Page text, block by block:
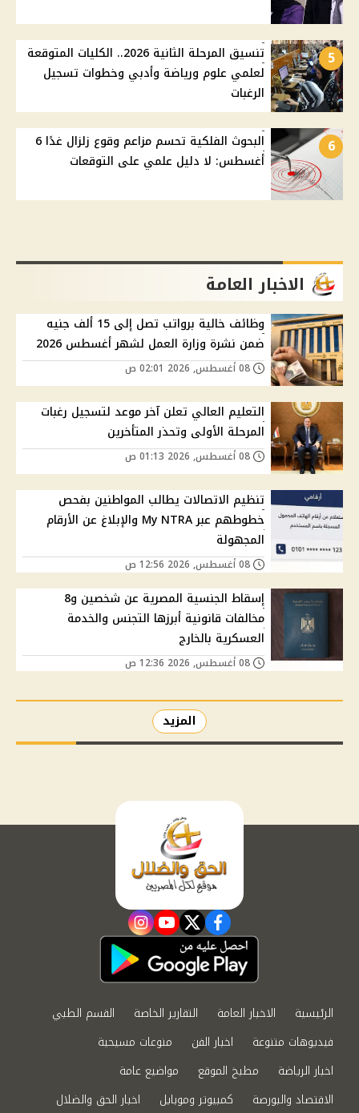
5
تنسيق المرحلة الثانية 2026.. الكليات المتوقعة
لعلمي علوم ورياضة وأدبي وخطوات تسجيل
الرغبات
6
البحوث الفلكية تحسم مزاعم وقوع زلزال غدًا 6
أغسطس: لا دليل علمي على التوقعات
الاخبار العامة
وظائف خالية برواتب تصل إلى 15 ألف جنيه
ضمن نشرة وزارة العمل لشهر أغسطس 2026
التعليم العالي تعلن آخر موعد لتسجيل رغبات
المرحلة الأولى وتحذر المتأخرين
تنظيم الاتصالات يطالب المواطنين بفحص
خطوطهم عبر My NTRA والإبلاغ عن الأرقام
المجهولة
إسقاط الجنسية المصرية عن شخصين و8
مخالفات قانونية أبرزها التجنس والخدمة
العسكرية بالخارج
المزيد
facebook
twitter
youtube
instagram
الرئيسية الاخبار العامة التقارير الخاصة
القسم الطبي
فيديوهات متنوعة
اخبار الفن
منوعات مسيحية
اخبار الرياضة
مطبخ الموقع
مواضيع عامة
الاقتصاد والبورصة
كمبيوتر وموبايل اخبار الحق والضلال